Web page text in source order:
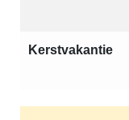
Kerstvakantie